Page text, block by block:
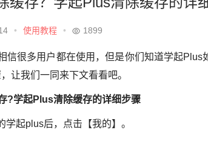
• 使用教程 • 1899
很多用户都在使用，但是你们知道学起Plus
让我们一同来下文看看吧。
?学起Plus清除缓存的详细步骤
起plus后，点击【我的】。